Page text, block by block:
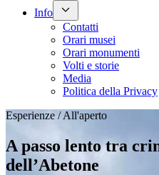
Info
Contatti
Orari musei
Orari monumenti
Volti e storie
Media
Politica della Privacy
Esperienze / All'aperto
A passo lento tra
dell’Abetone